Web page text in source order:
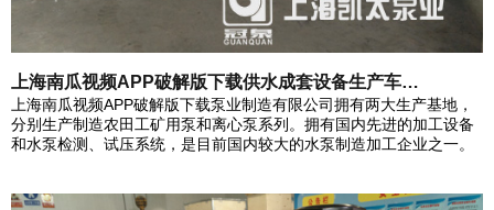
上海南瓜视频APP破解版下载供水成套设备生产车…
上海南瓜视频APP破解版下载泵业制造有限公司拥有两大生产基地，
分别生产制造农田工矿用泵和离心泵系列。拥有国内先进的加工设备
和水泵检测、试压系统，是目前国内较大的水泵制造加工企业之一。